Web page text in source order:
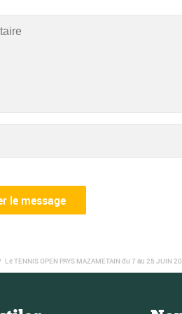
/ Le TENNIS OPEN PAYS MAZAMETAIN du 7 au 25 JUIN